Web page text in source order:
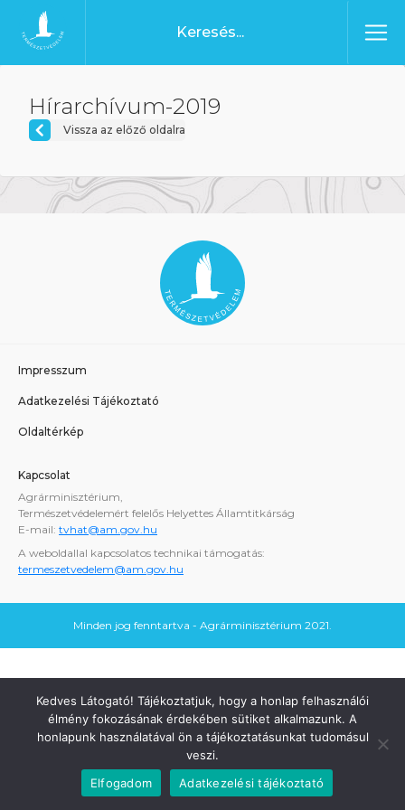
Ugrás a tartalomhoz
Főoldal
Hírarchívum-2019
Vissza az előző oldalra
Impresszum
Adatkezelési Tájékoztató
Oldaltérkép
Kapcsolat
Agrárminisztérium,
Természetvédelemért felelős Helyettes Államtitkárság
E-mail: tvhat@am.gov.hu
A weboldallal kapcsolatos technikai támogatás:
termeszetvedelem@am.gov.hu
Minden jog fenntartva - Agrárminisztérium 2021.
Kedves Látogató! Tájékoztatjuk, hogy a honlap felhasználói
élmény fokozásának érdekében sütiket alkalmazunk. A
honlapunk használatával ön a tájékoztatásunkat tudomásul
veszi.
Elfogadom
Adatkezelési tájékoztató